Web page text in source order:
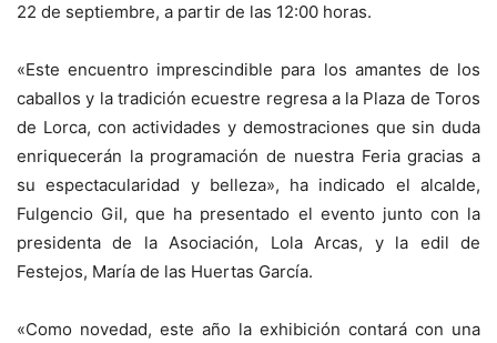
22 de septiembre, a partir de las 12:00 horas.
«Este encuentro imprescindible para los amantes de los
caballos y la tradición ecuestre regresa a la Plaza de Toros
de Lorca, con actividades y demostraciones que sin duda
enriquecerán la programación de nuestra Feria gracias a
su espectacularidad y belleza», ha indicado el alcalde,
Fulgencio Gil, que ha presentado el evento junto con la
presidenta de la Asociación, Lola Arcas, y la edil de
Festejos, María de las Huertas García.
«Como novedad, este año la exhibición contará con una